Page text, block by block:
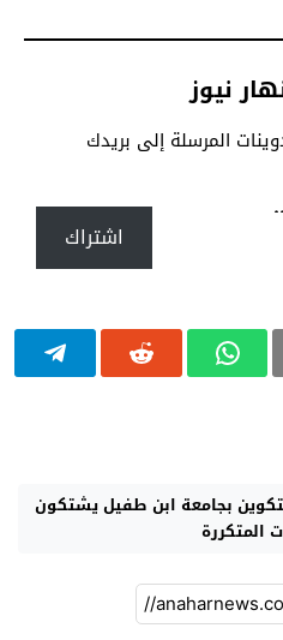
نيوز
المرسلة إلى بريدك
اشتراك
بجامعة ابن طفيل يشتكون
المتكررة